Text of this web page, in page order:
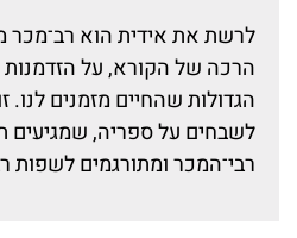
לרשת את אידית הוא רב־מכר
הרכה של הקורא, על
הגדולות שהחיים מזמנים לנו.
לשבחים על ספריה, שמגיעים
רבי־המכר ומתורגמים לשפות